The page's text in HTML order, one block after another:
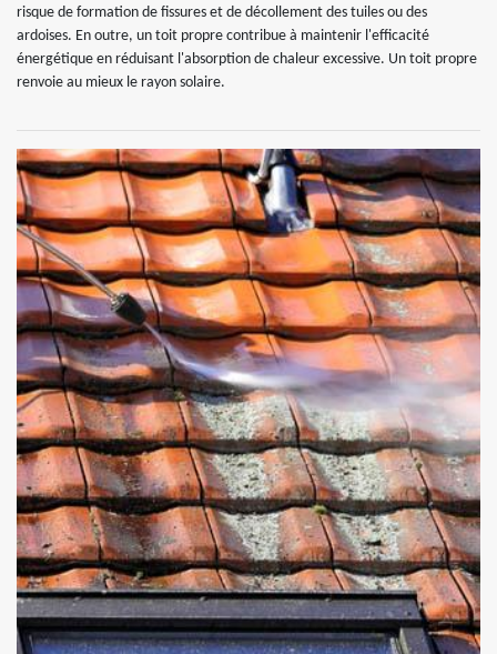
risque de formation de fissures et de décollement des tuiles ou des
ardoises. En outre, un toit propre contribue à maintenir l'efficacité
énergétique en réduisant l'absorption de chaleur excessive. Un toit propre
renvoie au mieux le rayon solaire.